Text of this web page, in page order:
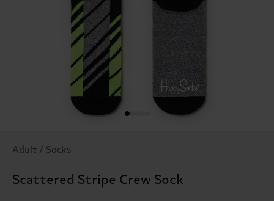
Adult / Socks
Scattered Stripe Crew Sock